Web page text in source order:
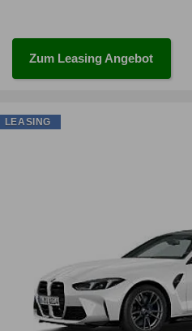
Zum Leasing Angebot
LEASING